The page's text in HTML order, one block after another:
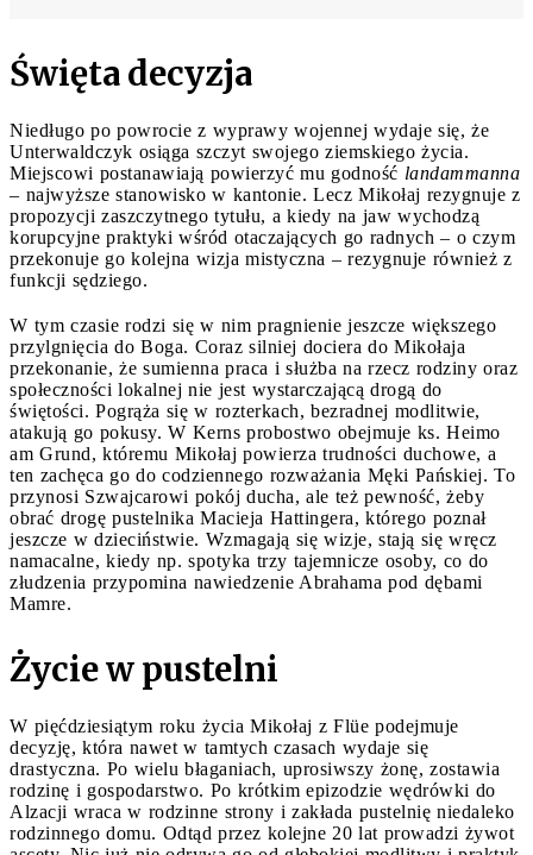
Święta decyzja
Niedługo po powrocie z wyprawy wojennej wydaje się, że
Unterwaldczyk osiąga szczyt swojego ziemskiego życia.
Miejscowi postanawiają powierzyć mu godność landammanna
– najwyższe stanowisko w kantonie. Lecz Mikołaj rezygnuje z
propozycji zaszczytnego tytułu, a kiedy na jaw wychodzą
korupcyjne praktyki wśród otaczających go radnych – o czym
przekonuje go kolejna wizja mistyczna – rezygnuje również z
funkcji sędziego.
W tym czasie rodzi się w nim pragnienie jeszcze większego
przylgnięcia do Boga. Coraz silniej dociera do Mikołaja
przekonanie, że sumienna praca i służba na rzecz rodziny oraz
społeczności lokalnej nie jest wystarczającą drogą do
świętości. Pogrąża się w rozterkach, bezradnej modlitwie,
atakują go pokusy. W Kerns probostwo obejmuje ks. Heimo
am Grund, któremu Mikołaj powierza trudności duchowe, a
ten zachęca go do codziennego rozważania Męki Pańskiej. To
przynosi Szwajcarowi pokój ducha, ale też pewność, żeby
obrać drogę pustelnika Macieja Hattingera, którego poznał
jeszcze w dzieciństwie. Wzmagają się wizje, stają się wręcz
namacalne, kiedy np. spotyka trzy tajemnicze osoby, co do
złudzenia przypomina nawiedzenie Abrahama pod dębami
Mamre.
Życie w pustelni
W pięćdziesiątym roku życia Mikołaj z Flüe podejmuje
decyzję, która nawet w tamtych czasach wydaje się
drastyczna. Po wielu błaganiach, uprosiwszy żonę, zostawia
rodzinę i gospodarstwo. Po krótkim epizodzie wędrówki do
Alzacji wraca w rodzinne strony i zakłada pustelnię niedaleko
rodzinnego domu. Odtąd przez kolejne 20 lat prowadzi żywot